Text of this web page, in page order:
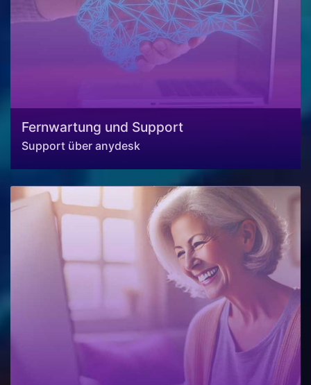
Fernwartung und Support
Support über anydesk